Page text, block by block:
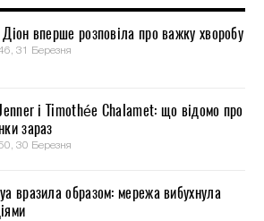
Діон вперше розповіла про важку хворобу
31 Березня
і Timothée Chalamet: що відомо про
зараз
30 Березня
вразила образом: мережа вибухнула